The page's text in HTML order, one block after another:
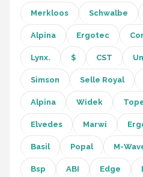
New Looxs
BBB Cycling
Schwalbe
Voltano
Shimano
Merkloos Schwalbe
Alpina Ergotec
Lynx. $ CST
Simson Selle Royal
Alpina Widek
Elvedes Marwi
Basil Popal M-
Bsp ABI Edge